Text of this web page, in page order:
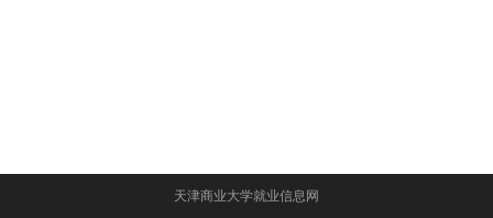
天津商业大学就业信息网